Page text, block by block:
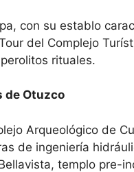
con su establo
del Complejo
rituales.
Otuzco
Arqueológico de
de ingeniería
templo pre-